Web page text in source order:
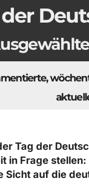
Tag der
in Frage
Sicht auf die